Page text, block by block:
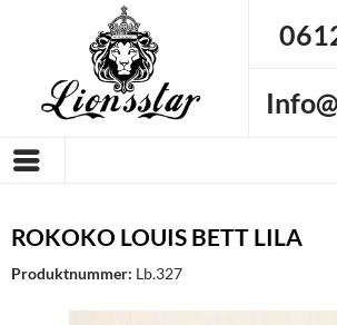
ROKOKO LOUIS BETT LILA
Produktnummer: Lb.327